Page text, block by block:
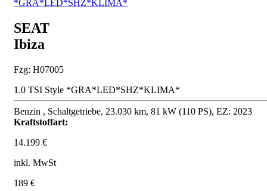
SEAT
Ibiza
Fzg: H07005
1.0 TSI Style *GRA*LED*SHZ*KLIMA*
Benzin , Schaltgetriebe, 23.030 km, 81 kW (110 PS), EZ: 2023
Kraftstoffart:
14.199 €
inkl. MwSt
189 €